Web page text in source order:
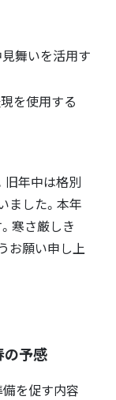
舞いを活用す
を使用する
旧年中は格別
ました。本年
寒さ厳しき
お願い申し上
の予感
を促す内容